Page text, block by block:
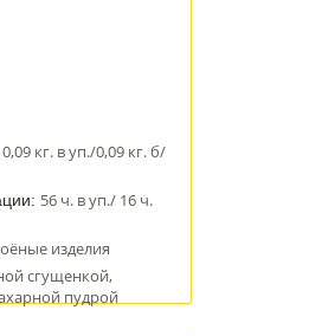
0,09 кг. в уп./0,09 кг. б/
56 ч. в уп./ 16 ч.
изделия
сгущенкой,
пудрой